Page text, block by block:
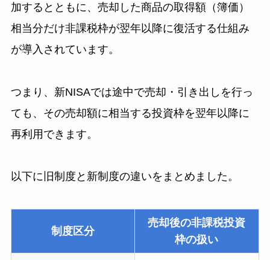
加するとともに、売却した商品の取得額（簿価）
相当分だけ非課税枠が翌年以降に復活する仕組み
が導入されています。
つまり、新NISAでは途中で売却・引き出しを行っ
ても、その売却額に相当する投資枠を翌年以降に
再利用できます。
以下に旧制度と新制度の違いをまとめました。
制度区分
売却後の非課税投資
枠の扱い